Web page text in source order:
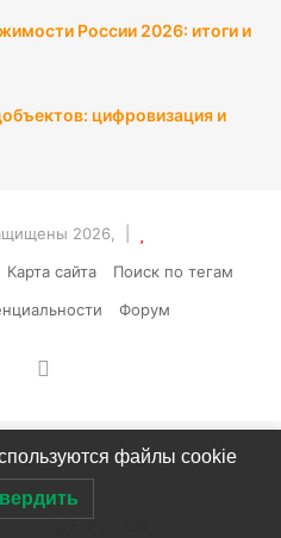
России 2026: итоги и
цифровизация и
2026, |
Карта сайта
Поиск по тегам
Форум
vk.com
файлы cookie